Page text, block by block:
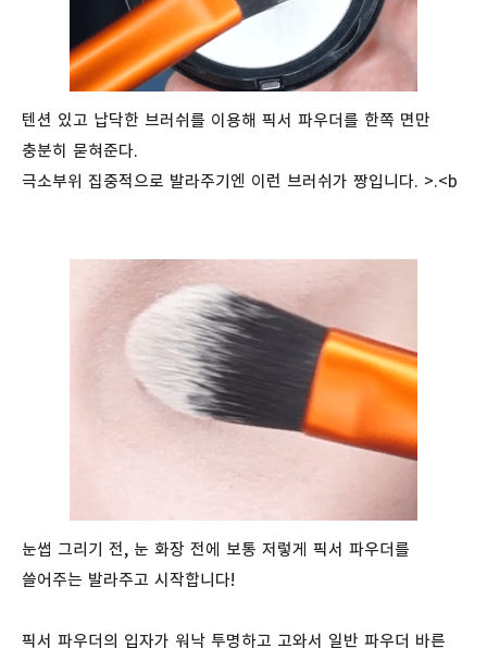
텐션 있고 납닥한 브러쉬를 이용해 픽서 파우더를 한쪽 면만
충분히 묻혀준다.
극소부위 집중적으로 발라주기엔 이런 브러쉬가 짱입니다. >.<b
눈썹 그리기 전, 눈 화장 전에 보통 저렇게 픽서 파우더를
쓸어주는 발라주고 시작합니다!
픽서 파우더의 입자가 워낙 투명하고 고와서 일반 파우더 바른